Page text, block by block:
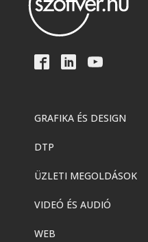
GRAFIKA ÉS DESIGN
DTP
ÜZLETI MEGOLDÁSOK
VIDEÓ ÉS AUDIÓ
WEB